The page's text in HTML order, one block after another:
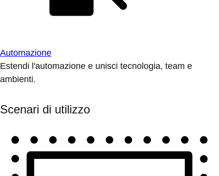
Automazione
Estendi l'automazione e unisci tecnologia, team e
ambienti.
Scenari di utilizzo